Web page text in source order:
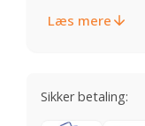
Læs mere
Sikker betaling: